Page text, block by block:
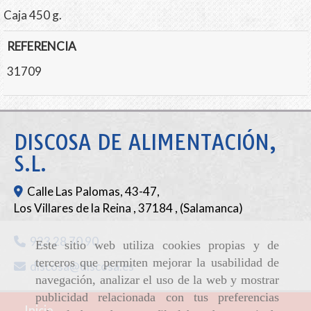
Este sitio web utiliza cookies propias y de
terceros que permiten mejorar la usabilidad de
navegación, analizar el uso de la web y mostrar
publicidad relacionada con tus preferencias
Caja 450 g.
REFERENCIA
31709
DISCOSA DE ALIMENTACIÓN,
S.L.
Calle Las Palomas, 43-47,
Los Villares de la Reina ,37184, (Salamanca)
923 28 70 90
discosa
discosa.es